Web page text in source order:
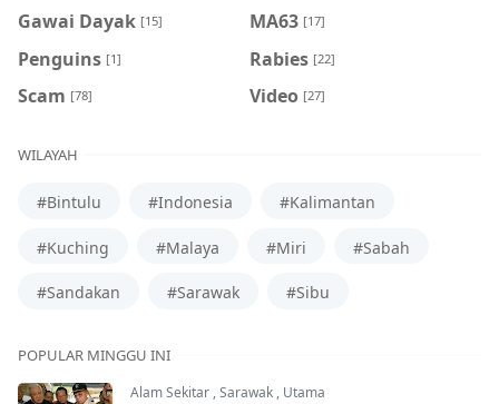
Gawai Dayak [15] MA63 [17]
Penguins [1] Rabies [22]
Scam [78] Video [27]
WILAYAH
#Bintulu #Indonesia #Kalimantan
#Kuching #Malaya #Miri #Sabah
#Sandakan #Sarawak #Sibu
POPULAR MINGGU INI
Alam Sekitar ,Sarawak , Utama